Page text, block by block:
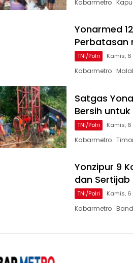
Kabarmetro
Yonarmed
Perbatasan
TNI/Polri Kamis,
Kabarmetro
Satgas
Bersih
TNI/Polri Kamis,
Kabarmetro
Yonzipur 9
dan Sertijab
TNI/Polri Kamis,
Kabarmetro